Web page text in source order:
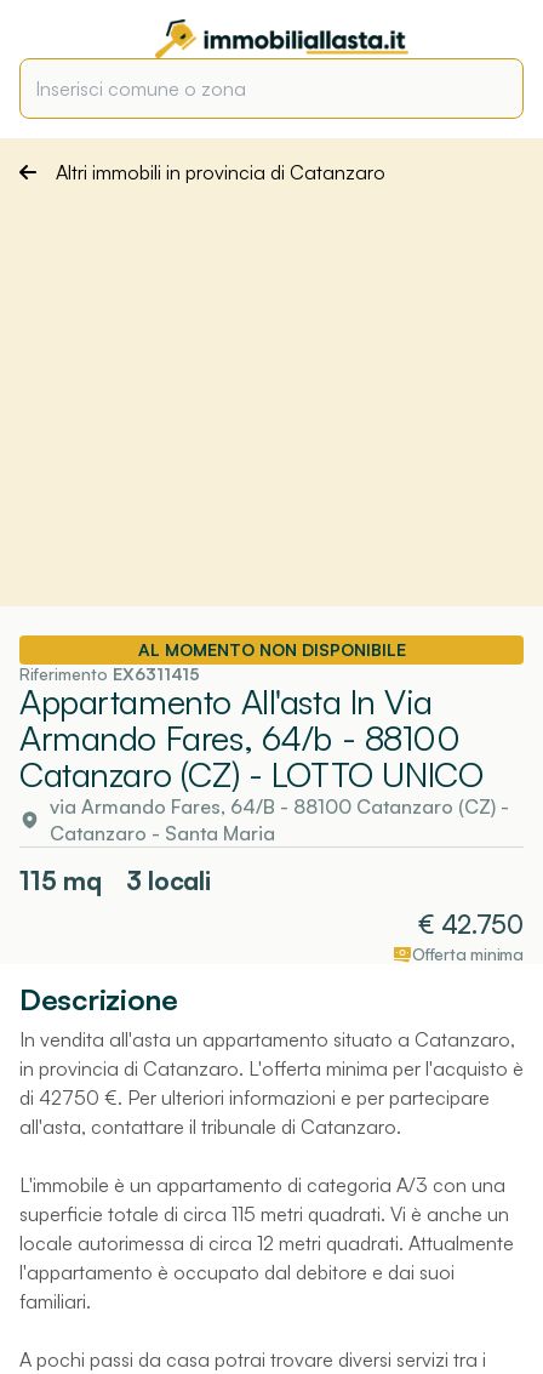
Altri immobili in provincia di Catanzaro
AL MOMENTO NON DISPONIBILE
Riferimento EX6311415
Appartamento All'asta In Via
Armando Fares, 64/b - 88100
Catanzaro (CZ) - LOTTO UNICO
via Armando Fares, 64/B - 88100 Catanzaro (CZ)-
Catanzaro - Santa Maria
115 mq
3 locali
€ 42.750
Offerta minima
Descrizione
In vendita all'asta un appartamento situato a Catanzaro,
in provincia di Catanzaro. L'offerta minima per l'acquisto è
di 42750 €. Per ulteriori informazioni e per partecipare
all'asta, contattare il tribunale di Catanzaro.
L'immobile è un appartamento di categoria A/3 con una
superficie totale di circa 115 metri quadrati. Vi è anche un
locale autorimessa di circa 12 metri quadrati. Attualmente
l'appartamento è occupato dal debitore e dai suoi
familiari.
A pochi passi da casa potrai trovare diversi servizi tra i